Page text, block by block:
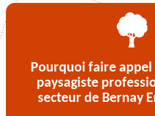
Pourquoi faire
paysagiste
secteur de Bernay